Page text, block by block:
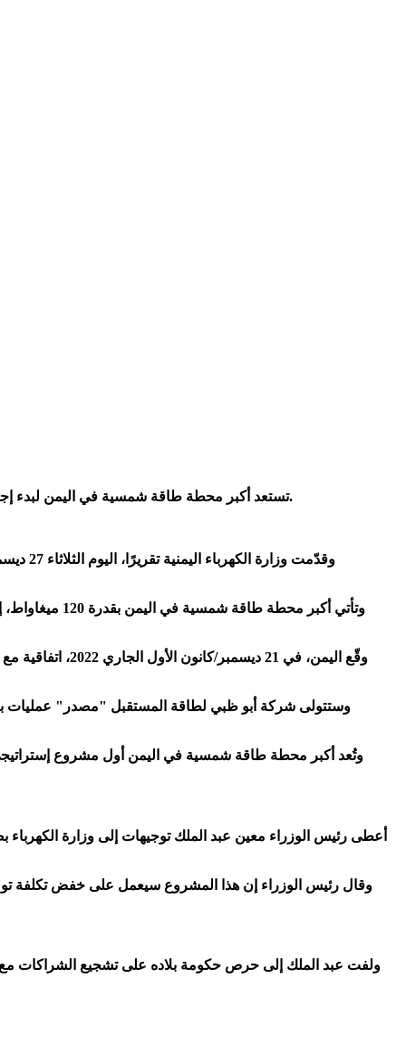
تستعد أكبر محطة طاقة شمسية في اليمن لبدء إجراءات جديدة، مع تأكيد رئيس الوزراء معين عبد الملك ضرورة البدء في تشغيلها خلال الموعد المقرر لها في شهر يونيو/حزيران المقبل (2023).
وتأتي أكبر
وقّع اليمن، في
وتُعد أكبر محطة طاقة شمسية في اليمن أول مشروع إستراتيجي
أعطى رئيس الوزراء معين عبد الملك توجيهات إلى وزارة
وقال رئيس الوزراء إن هذا المشروع سيعمل على خفض تكلفة توليد
ولفت عبد الملك إلى حرص حكومة بلاده على تشجيع الشراكات مع